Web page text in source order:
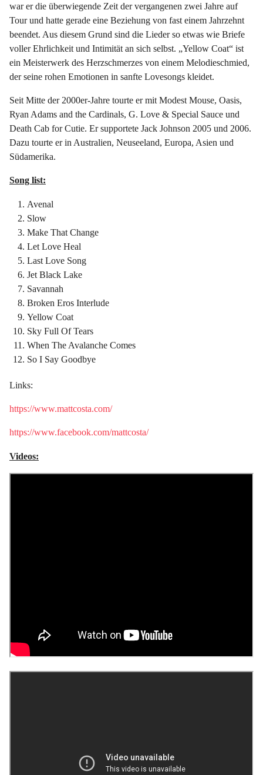
war er die überwiegende Zeit der vergangenen zwei Jahre auf
Tour und hatte gerade eine Beziehung von fast einem Jahrzehnt
beendet. Aus diesem Grund sind die Lieder so etwas wie Briefe
voller Ehrlichkeit und Intimität an sich selbst. „Yellow Coat“ ist
ein Meisterwerk des Herzschmerzes von einem Melodieschmied,
der seine rohen Emotionen in sanfte Lovesongs kleidet.
Seit Mitte der 2000er-Jahre tourte er mit Modest Mouse, Oasis,
Ryan Adams and the Cardinals, G. Love & Special Sauce und
Death Cab for Cutie. Er supportete Jack Johnson 2005 und 2006.
Dazu tourte er in Australien, Neuseeland, Europa, Asien und
Südamerika.
Song list:
Avenal
Slow
Make That Change
Let Love Heal
Last Love Song
Jet Black Lake
Savannah
Broken Eros Interlude
Yellow Coat
Sky Full Of Tears
When The Avalanche Comes
So I Say Goodbye
Links:
https://www.mattcosta.com/
https://www.facebook.com/mattcosta/
Videos: